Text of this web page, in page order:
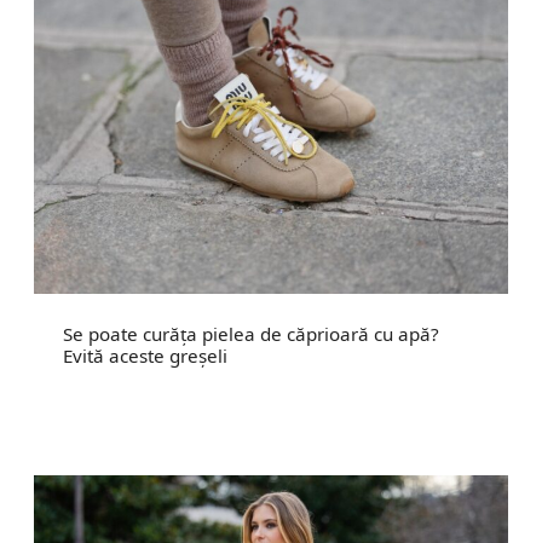
Se poate curăța pielea de căprioară cu apă?
Evită aceste greșeli